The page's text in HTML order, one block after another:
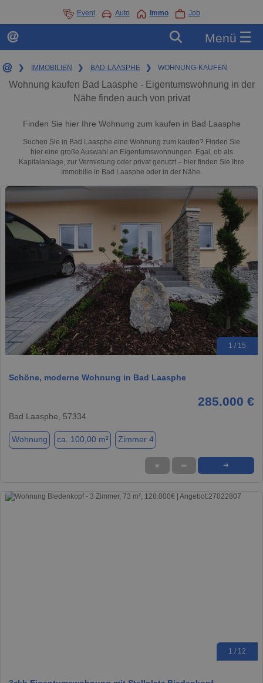
Event Auto Immo Job
Menü ☰
❯ IMMOBILIEN ❯ BAD-LAASPHE ❯ WOHNUNG-KAUFEN
Wohnung kaufen Bad Laasphe - Eigentumswohnung in der
Nähe finden auch von privat
Finden Sie hier Ihre Wohnung zum kaufen in Bad Laasphe
Suchen Sie in Bad Laasphe eine Wohnung zum kaufen? Finden Sie
hier eine große Auswahl an Eigentumswohnungen. Egal, ob als
Kapitalanlage, zur Vermietung oder privat genutzt – hier finden Sie Ihre
Immobilie in Bad Laasphe oder in der Nähe.
1 / 15
Schöne, moderne Wohnung in Bad Laasphe
285.000 €
Bad Laasphe, 57334
Wohnung ca. 100,00 m² Zimmer 4
★ ➦ ➜
1 / 12